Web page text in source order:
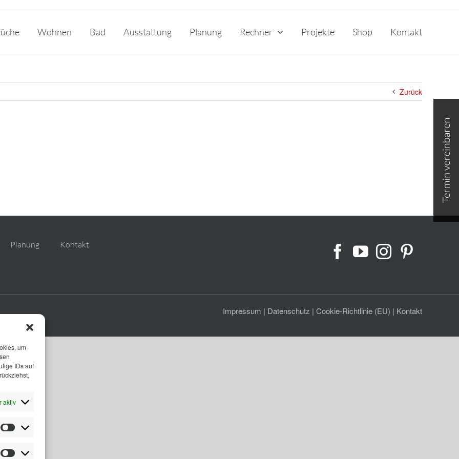
um
IDs auf
aktiv
Statistiken
Wohnen Bad Ausstattung Planung Rechner Projekte Shop Kontakt
Zurück
Planung Kontakt
Impressum | Datenschutz | Cookie-Richtlinie (EU) | Kontakt
Area